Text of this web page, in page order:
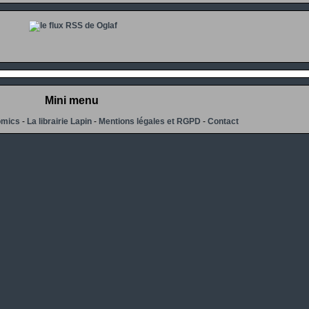
Mini menu
- La librairie Lapin- Mentions légales et RGPD - Contact